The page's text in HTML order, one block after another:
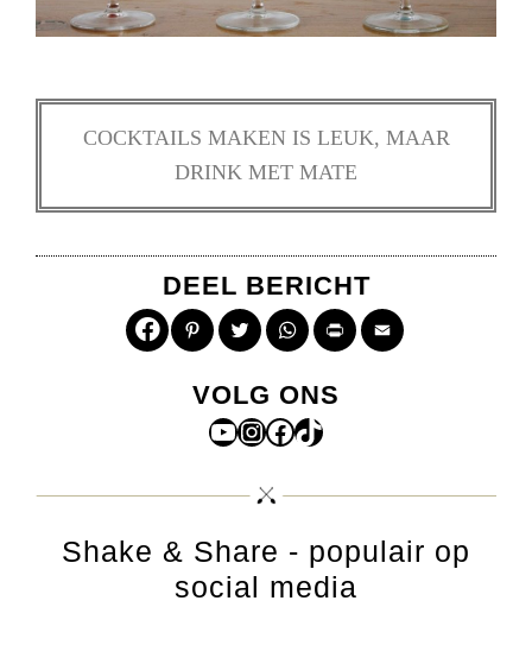
COCKTAILS MAKEN IS LEUK, MAAR
DRINK MET MATE
DEEL BERICHT
PinterestTwitterWhatsApp
Print
VOLG ONS
YouTube
Instagram
Facebook
TikTok
Shake & Share - populair op
social media